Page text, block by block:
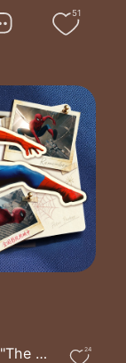
y del dolor
Libre dejame que quiero hablar con otros dios...
Dios de Dios vivo sin saber de ti, y bajo el signo de Cain...
de cain...
51
H.E.R.B.I.E.'s Lullaby (From "The Fantastic Four: First Steps"/Soundtrack Version) 24